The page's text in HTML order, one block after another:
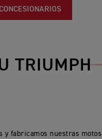
TRIUMPH
y fabricamos nuestras motos